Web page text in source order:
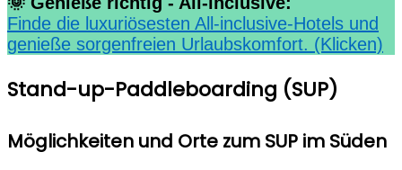
Finde die luxuriösesten All-inclusive-Hotels und
genieße sorgenfreien Urlaubskomfort. (Klicken)
Stand-up-Paddleboarding (SUP)
Möglichkeiten und Orte zum SUP im Süden